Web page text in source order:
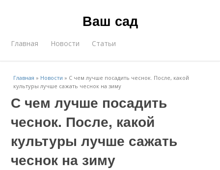
Ваш сад
Главная Новости Статьи
Главная » Новости » С чем лучше посадить чеснок. После, какой
культуры лучше сажать чеснок на зиму
С чем лучше посадить
чеснок. После, какой
культуры лучше сажать
чеснок на зиму